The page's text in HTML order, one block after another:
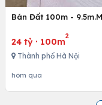
Bán Đất 100m -
24 tỷ · 100m
2
Thành phố Hà Nội
hôm qua